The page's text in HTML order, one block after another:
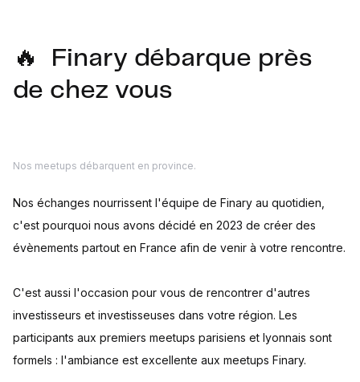
🔥 Finary débarque près
de chez vous
Nos meetups débarquent en province.
Nos échanges nourrissent l'équipe de Finary au quotidien,
c'est pourquoi nous avons décidé en 2023 de créer des
évènements partout en France afin de venir à votre rencontre.
C'est aussi l'occasion pour vous de rencontrer d'autres
investisseurs et investisseuses dans votre région. Les
participants aux premiers meetups parisiens et lyonnais sont
formels : l'ambiance est excellente aux meetups Finary.